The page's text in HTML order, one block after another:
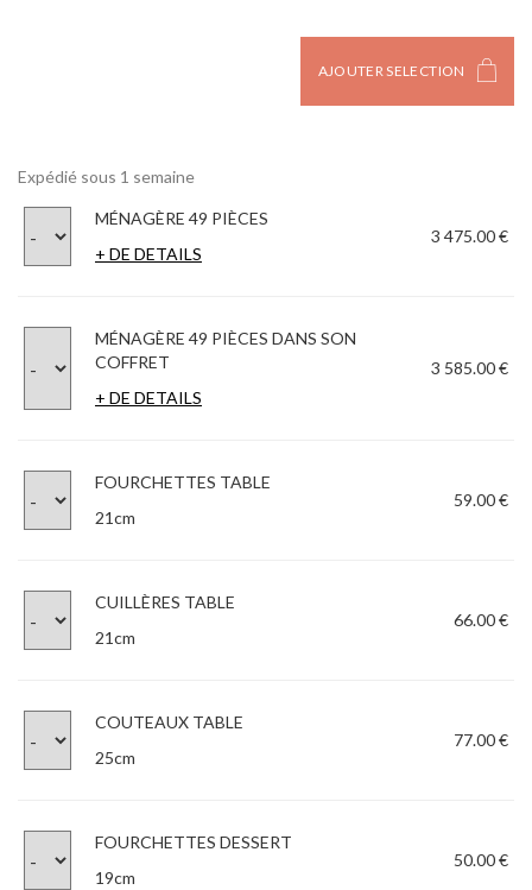
AJOUTER SELECTION
Expédié sous 1 semaine
MÉNAGÈRE 49 PIÈCES
+ DE DETAILS
3 475.00 €
MÉNAGÈRE 49 PIÈCES DANS SON
COFFRET
+ DE DETAILS
3 585.00 €
FOURCHETTES TABLE
21cm
59.00 €
CUILLÈRES TABLE
21cm
66.00 €
COUTEAUX TABLE
25cm
77.00 €
FOURCHETTES DESSERT
19cm
50.00 €